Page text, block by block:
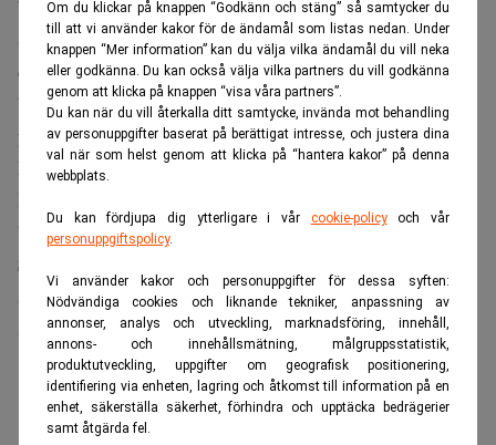
Om du klickar på knappen “Godkänn och stäng” så samtycker du
till att vi använder kakor för de ändamål som listas nedan. Under
knappen “Mer information” kan du välja vilka ändamål du vill neka
eller godkänna. Du kan också välja vilka partners du vill godkänna
genom att klicka på knappen “visa våra partners”.
Du kan när du vill återkalla ditt samtycke, invända mot behandling
av personuppgifter baserat på berättigat intresse, och justera dina
val när som helst genom att klicka på “hantera kakor” på denna
webbplats.
Du kan fördjupa dig ytterligare i vår cookie-policyoch vår
personuppgiftspolicy.
Vi använder kakor och personuppgifter för dessa syften:
Nödvändiga cookies och liknande tekniker, anpassning av
annonser, analys och utveckling, marknadsföring, innehåll,
annons- och innehållsmätning, målgruppsstatistik,
produktutveckling, uppgifter om geografisk positionering,
identifiering via enheten, lagring och åtkomst till information på en
enhet, säkerställa säkerhet, förhindra och upptäcka bedrägerier
samt åtgärda fel.
”Cevian har följt Essity i över 30 år. Jag har själv suttit i
SCA:s styrelse och Essity/SCA har varit på Cevians radar i
decennier. Vi ser stor värdepotential i Essity och stödjer
bolagets strategi, inklusive den pågående översynen av
pappersverksamheten”, säger Gardell i en kommentar.
Han tillägger att ordförandeJan Guranderoch vdUlrika
Kolsrud
”Få kan Essity lika bra som Gardell”
Simon Blecher
stor ägare i bolaget, är påtagligt positiv till det nya
sällskapet på ägarlistan.
ANNONS